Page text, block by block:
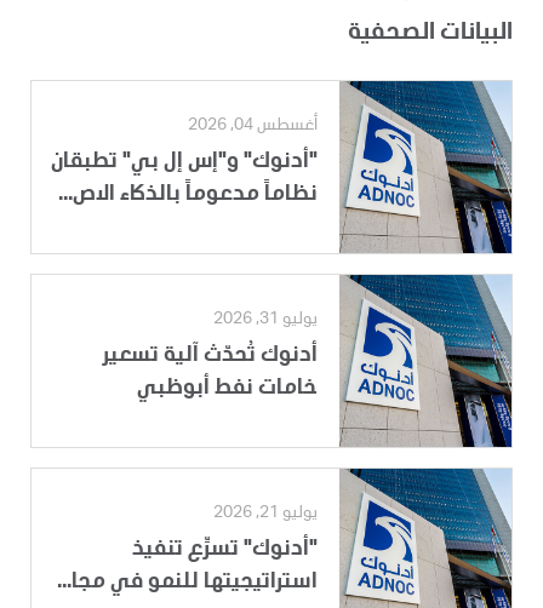
البيانات الصحفية
أغسطس 04, 2026
"أدنوك" و"إس إل بي" تطبقان
نظاماً مدعوماً بالذكاء الاص...
يوليو 31, 2026
أدنوك تُحدّث آلية تسعير
خامات نفط أبوظبي
يوليو 21, 2026
"أدنوك" تسرِّع تنفيذ
استراتيجيتها للنمو في مجا...